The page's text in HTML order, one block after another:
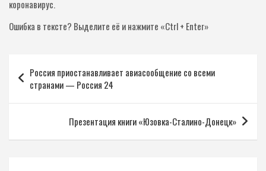
коронавирус.
Ошибка в тексте? Выделите её и нажмите «Ctrl + Enter»
по
записям
Россия приостанавливает авиасообщение со всеми
странами — Россия 24
Презентация книги «Юзовка-Сталино-Донецк»